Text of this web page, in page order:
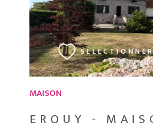
MAISON
VOIR LE